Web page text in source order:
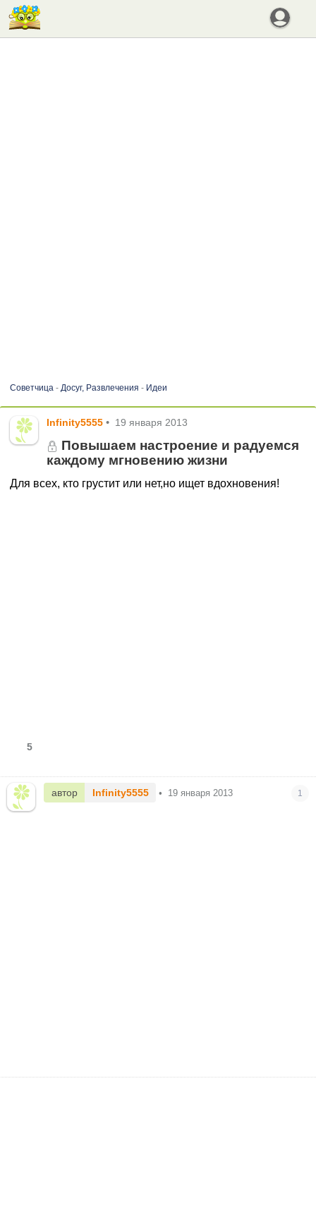
Советчица- Досуг, Развлечения - Идеи
Infinity5555 • 19 января 2013
Повышаем настроение и радуемся
каждому мгновению жизни
Для всех, кто грустит или нет,но ищет вдохновения!
5
автор Infinity5555 • 19 января 2013 1